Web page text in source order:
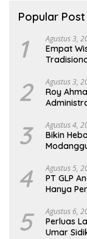
Popular Post
1 Agustus 3,
Empat
2 Agustus 3,
Roy
3 Agustus 4,
Bikin
4 Agustus 5,
PT GLP
Hanya
5 Agustus 6,
Perluas
Umar